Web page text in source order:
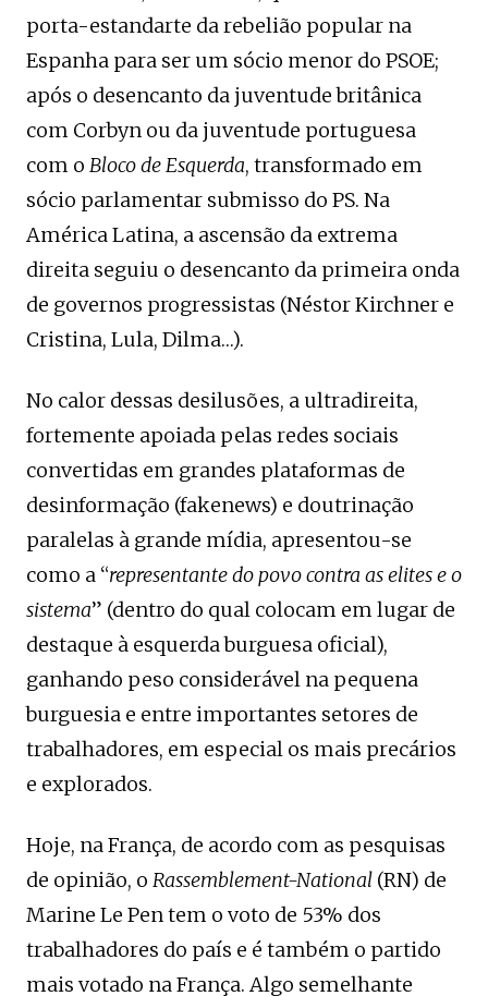
porta-estandarte da rebelião popular na
Espanha para ser um sócio menor do PSOE;
após o desencanto da juventude britânica
com Corbyn ou da juventude portuguesa
com o Bloco de Esquerda, transformado em
sócio parlamentar submisso do PS. Na
América Latina, a ascensão da extrema
direita seguiu o desencanto da primeira onda
de governos progressistas (Néstor Kirchner e
Cristina, Lula, Dilma…).
No calor dessas desilusões, a ultradireita,
fortemente apoiada pelas redes sociais
convertidas em grandes plataformas de
desinformação (fakenews) e doutrinação
paralelas à grande mídia, apresentou-se
como a “representante do povo contra as elites e o
sistema” (dentro do qual colocam em lugar de
destaque à esquerda burguesa oficial),
ganhando peso considerável na pequena
burguesia e entre importantes setores de
trabalhadores, em especial os mais precários
e explorados.
Hoje, na França, de acordo com as pesquisas
de opinião, o Rassemblement-National (RN) de
Marine Le Pen tem o voto de 53% dos
trabalhadores do país e é também o partido
mais votado na França. Algo semelhante